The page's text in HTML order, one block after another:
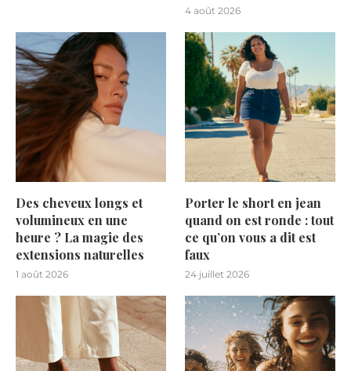
4 août 2026
Des cheveux longs et
volumineux en une
heure ? La magie des
extensions naturelles
1 août 2026
Porter le short en jean
quand on est ronde : tout
ce qu’on vous a dit est
faux
24 juillet 2026